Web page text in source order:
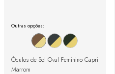
Outras opções:
Óculos de Sol Oval Feminino Capri
Marrom